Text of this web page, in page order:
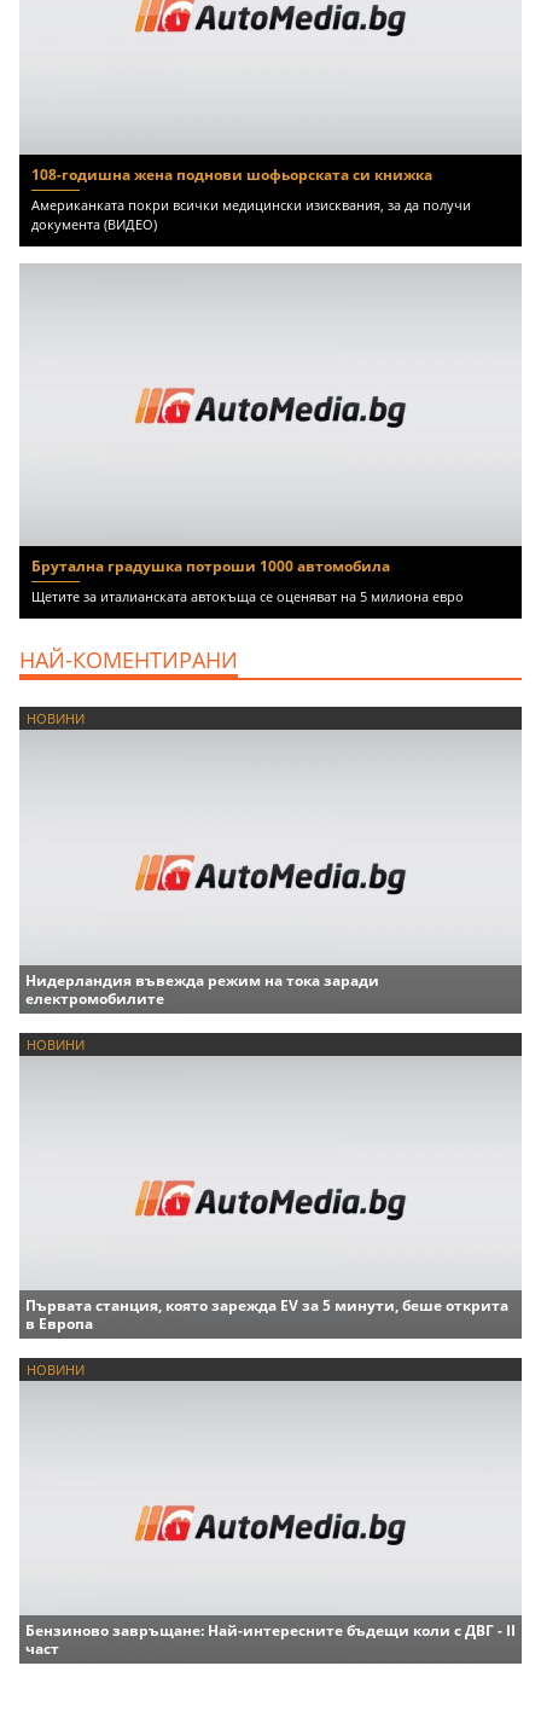
108-годишна жена поднови шофьорската си книжка
Американката покри всички медицински изисквания, за да получи
документа (ВИДЕО)
Брутална градушка потроши 1000 автомобила
Щетите за италианската автокъща се оценяват на 5 милиона евро
НАЙ-КОМЕНТИРАНИ
НОВИНИ
Нидерландия въвежда режим на тока заради
електромобилите
НОВИНИ
Първата станция, която зарежда EV за 5 минути, беше открита
в Европа
НОВИНИ
Бензиново завръщане: Най-интересните бъдещи коли с ДВГ - II
част